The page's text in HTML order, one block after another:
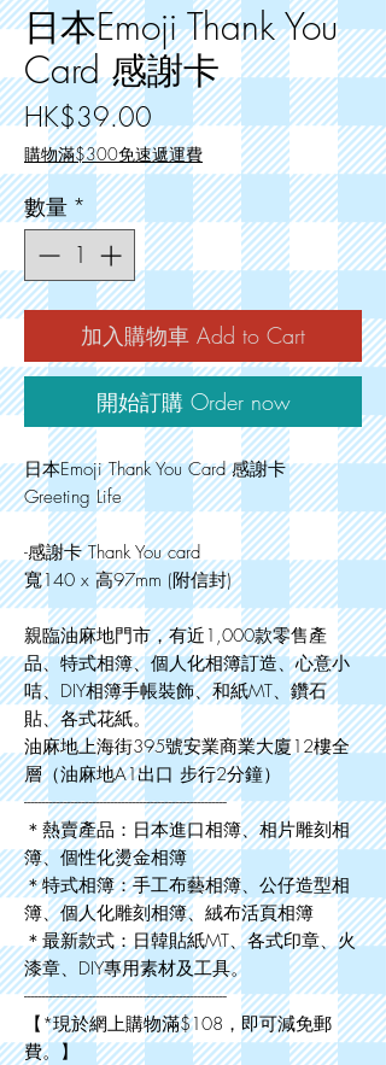
日本Emoji Thank You
Card 感謝卡
HK$39.00
格
購物滿$300免速遞運費
數量 *
加入購物車 Add to Cart
開始訂購 Order now
日本Emoji Thank You Card 感謝卡
Greeting Life
-感謝卡 Thank You card
寬140 x 高97mm (附信封)
親臨油麻地門市，有近1,000款零售產
品、特式相簿、個人化相簿訂造、心意小
咭、DIY相簿手帳裝飾、和紙MT、鑽石
貼、各式花紙。
油麻地上海街395號安業商業大廈12樓全
層（油麻地A1出口 步行2分鐘）
--------------------------------------------------------
＊熱賣產品：日本進口相簿、相片雕刻相
簿、個性化燙金相簿
＊特式相簿：手工布藝相簿、公仔造型相
簿、個人化雕刻相簿、絨布活頁相簿
＊最新款式：日韓貼紙MT、各式印章、火
漆章、DIY專用素材及工具。
--------------------------------------------------------
【*現於網上購物滿$108，即可減免郵
費。】